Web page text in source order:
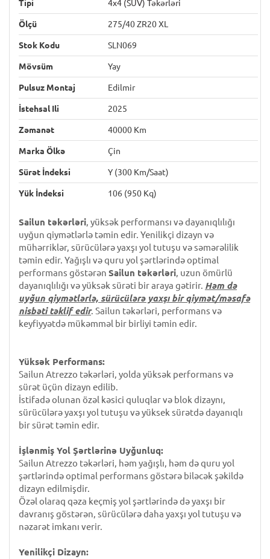
Tipi 4x4 (SUV) Təkərləri
Ölçü 275/40 ZR20 XL
Stok Kodu SLN069
Mövsüm Yay
Pulsuz Montaj Edilmir
İstehsal Ili 2025
Zəmanət 40000 Km
Marka Ölkə Çin
Sürət İndeksi Y (300 Km/saat)
Yük İndeksi 106 (950 Kq)
Sailun təkərləri, yüksək performansı və dayanıqlılığı
uyğun qiymətlərlə təmin edir. Yenilikçi dizayn və
mühərriklər, sürücülərə yaxşı yol tutuşu və səmərəlilik
təmin edir. Yağışlı və quru yol şərtlərində optimal
performans göstərən Sailun təkərləri, uzun ömürlü
dayanıqlılığı və yüksək sürəti bir araya gətirir. Həm də
uyğun qiymətlərlə, sürücülərə yaxşı bir qiymət/məsafə
nisbəti təklif edir. Sailun təkərləri, performans və
keyfiyyətdə mükəmməl bir birliyi təmin edir.
Yüksək Performans:
Sailun Atrezzo təkərləri, yolda yüksək performans və
sürət üçün dizayn edilib.
İstifadə olunan özəl kəsici quluqlar və blok dizaynı,
sürücülərə yaxşı yol tutuşu və yüksek sürətdə dayanıqlı
bir sürət təmin edir.
İşlənmiş Yol Şərtlərinə Uyğunluq:
Sailun Atrezzo təkərləri, həm yağışlı, həm də quru yol
şərtlərində optimal performans göstərə biləcək şəkildə
dizayn edilmişdir.
Özəl olaraq qəza keçmiş yol şərtlərində də yaxşı bir
davranış göstərən, sürücülərə daha yaxşı yol tutuşu və
nəzarət imkanı verir.
Yenilikçi Dizayn: